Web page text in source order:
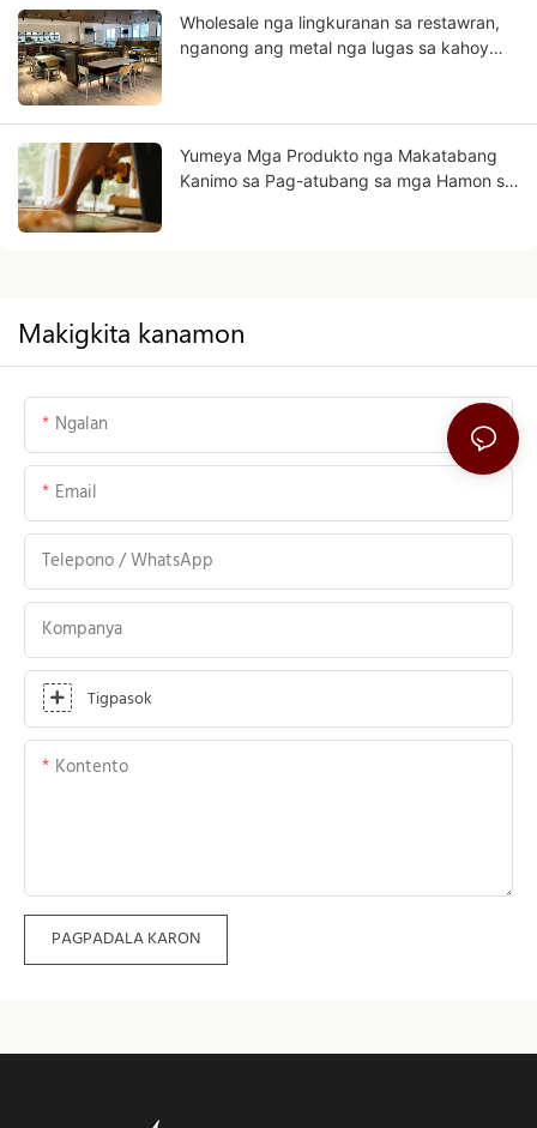
Wholesale nga lingkuranan sa restawran,
nganong ang metal nga lugas sa kahoy
Yumeya Mga Produkto nga Makatabang
Kanimo sa Pag-atubang sa mga Hamon sa
Makigkita kanamon
Ngalan
Email
Telepono / WhatsApp
Kompanya
Tigpasok
Kontento
PAGPADALA KARON